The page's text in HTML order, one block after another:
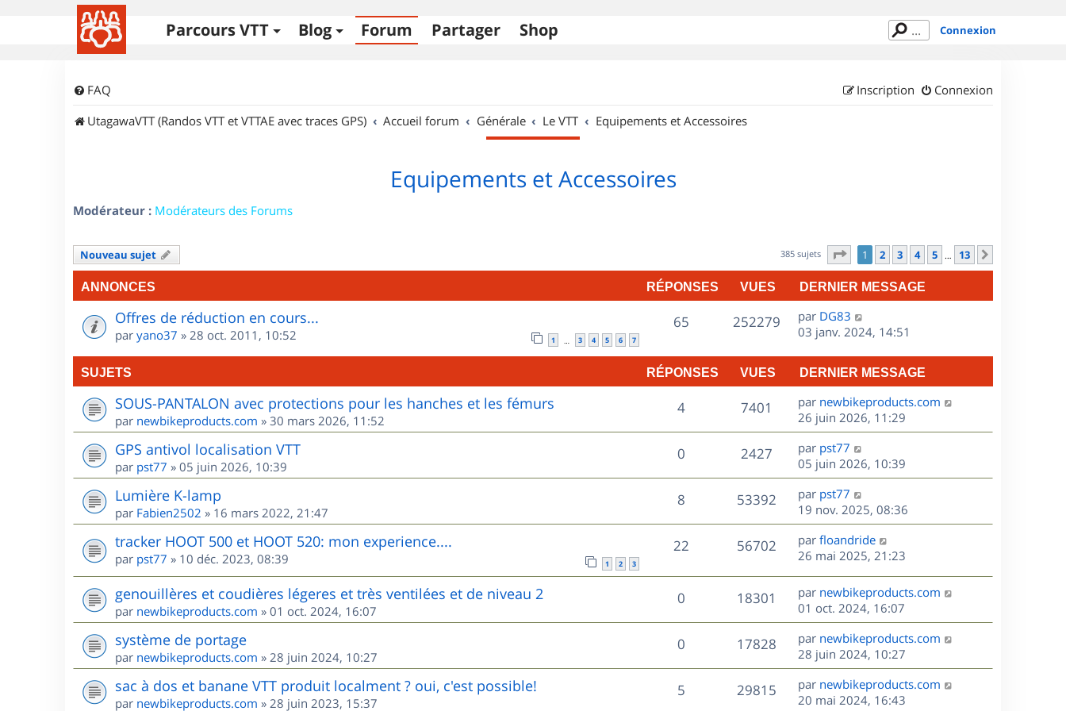
Parcours VTT Blog Forum Partager Shop Connexion
FAQ Connexion
Inscription
UtagawaVTT (Randos VTT et VTTAE avec traces GPS)
Accueil forum Générale Le VTT Equipements et Accessoires
Equipements et Accessoires
Modérateur : Modérateurs des Forums
Nouveau sujet 385 sujets Page sur13
1 2 3 4 5 … 13
ANNONCES RÉPONSES VUES DERNIER MESSAGE
Offres de réduction en cours...
par yano37 » 28 oct. 2011, 10:52 1 … 3 4 5 6 7
65R
p
n
s
252279V
D
e
r
m
e
s
s
a
g
e
par DG83
03 janv. 2024, 14:51
SUJETS RÉPONSES VUES DERNIER MESSAGE
SOUS-PANTALON avec protections pour les hanches et les fémurs
par newbikeproducts.com » 30 mars 2026, 11:52
4R
é
o
n
s
e
s
7401
u
s
D
e
r
n
i
e
r
m
e
s
s
a
g
e
par newbikeproducts.com
26 juin 2026, 11:29
GPS antivol localisation VTT
par pst77 » 05 juin 2026, 10:39
0R
é
p
o
s
e
s
2427V
u
e
s
D
e
r
n
i
e
r
m
e
s
s
a
g
e
par pst77
05 juin 2026, 10:39
Lumière K-lamp
par Fabien2502 » 16 mars 2022, 21:47
8R
é
p
s
e
s
53392V
u
e
D
e
r
n
i
r
m
e
s
s
a
g
e
par pst77
19 nov. 2025, 08:36
tracker HOOT 500 et HOOT 520: mon experience....
par pst77 » 10 déc. 2023, 08:39 1 2 3
22R
é
56702V
u
D
e
i
e
r
m
e
s
s
par floandride
26 mai 2025, 21:23
genouillères et coudières légeres et très ventilées et de niveau 2
par newbikeproducts.com » 01 oct. 2024, 16:07
0R
é
18301
u
e
D
e
r
n
i
e
r
m
par newbikeproducts.com
01 oct. 2024, 16:07
système de portage
par newbikeproducts.com » 28 juin 2024, 10:27
0R
é
17828V
u
D
e
r
n
i
par newbikeproducts.com
28 juin 2024, 10:27
sac à dos et banane VTT produit localment ? oui, c'est possible!
par newbikeproducts.com » 28 juin 2023, 15:37
5R
29815V
D
e
par newbikeproducts.com
20 mai 2024, 16:43